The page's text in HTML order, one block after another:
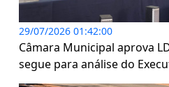
29/07/2026 01:42:00
Câmara Municipal aprova
segue para análise do